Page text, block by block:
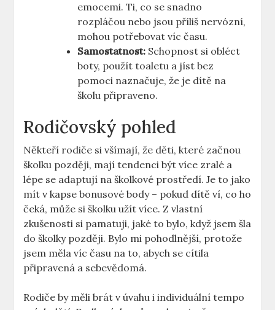
emocemi. Ti, co se snadno
rozpláčou nebo jsou příliš nervózní,
mohou potřebovat víc času.
Samostatnost: Schopnost si obléct
boty, použít toaletu a jíst bez
pomoci naznačuje, že je dítě na
školu připraveno.
Rodičovský pohled
Někteří rodiče si všímají, že děti, které začnou
školku později, mají tendenci být více zralé a
lépe se adaptují na školkové prostředí. Je to jako
mít v kapse bonusové body – pokud dítě ví, co ho
čeká, může si školku užít více. Z vlastní
zkušenosti si pamatuji, jaké to bylo, když jsem šla
do školky později. Bylo mi pohodlnější, protože
jsem měla víc času na to, abych se cítila
připravená a sebevědomá.
Rodiče by měli brát v úvahu i individuální tempo